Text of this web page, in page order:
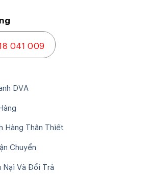
text under headline
[/ux_banner]
041 009
DVA
Hàng Thân Thiết
Chuyển
Nại Và Đổi Trả